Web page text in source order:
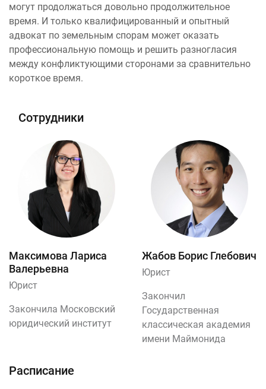
могут продолжаться довольно продолжительное
время. И только квалифицированный и опытный
адвокат по земельным спорам может оказать
профессиональную помощь и решить разногласия
между конфликтующими сторонами за сравнительно
короткое время.
Сотрудники
Максимова Лариса
Валерьевна
Юрист
Закончила Московский
юридический институт
Жабов Борис Глебович
Юрист
Закончил
Государственная
классическая академия
имени Маймонида
Расписание